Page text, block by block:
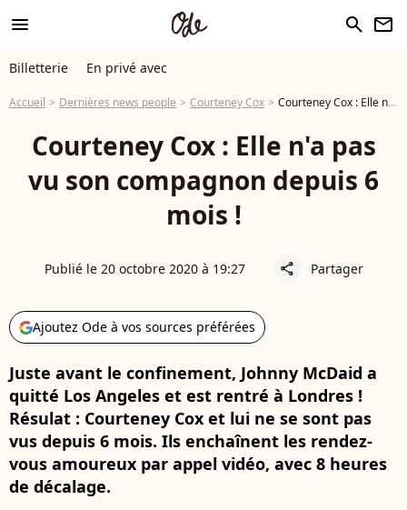
menu search newsletter
Billetterie En privé avec
Accueil Dernières news people Courteney Cox Courteney Cox : Elle n'a pas vu son compagnon depuis 6 mois !
Courteney Cox : Elle n'a pas
vu son compagnon depuis 6
mois !
Publié le 20 octobre 2020 à 19:27 share Partager
Ajoutez Ode à vos sources préférées
Juste avant le confinement, Johnny McDaid a
quitté Los Angeles et est rentré à Londres !
Résulat : Courteney Cox et lui ne se sont pas
vus depuis 6 mois. Ils enchaînent les rendez-
vous amoureux par appel vidéo, avec 8 heures
de décalage.